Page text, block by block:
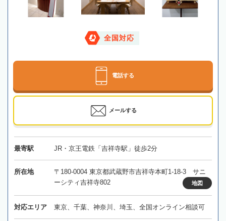
全国対応
電話する
メールする
最寄駅 JR・京王電鉄「吉祥寺駅」徒歩2分
所在地
〒180-0004 東京都武蔵野市吉祥寺本町1-18-3 サニ
ーシティ吉祥寺802
地図
対応エリア 東京、千葉、神奈川、埼玉、全国オンライン相談可